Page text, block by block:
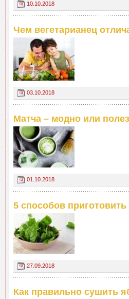
10.10.2018
Чем вегетарианец
03.10.2018
Матча – модно или
01.10.2018
5 способов
27.09.2018
Как правильно сушить